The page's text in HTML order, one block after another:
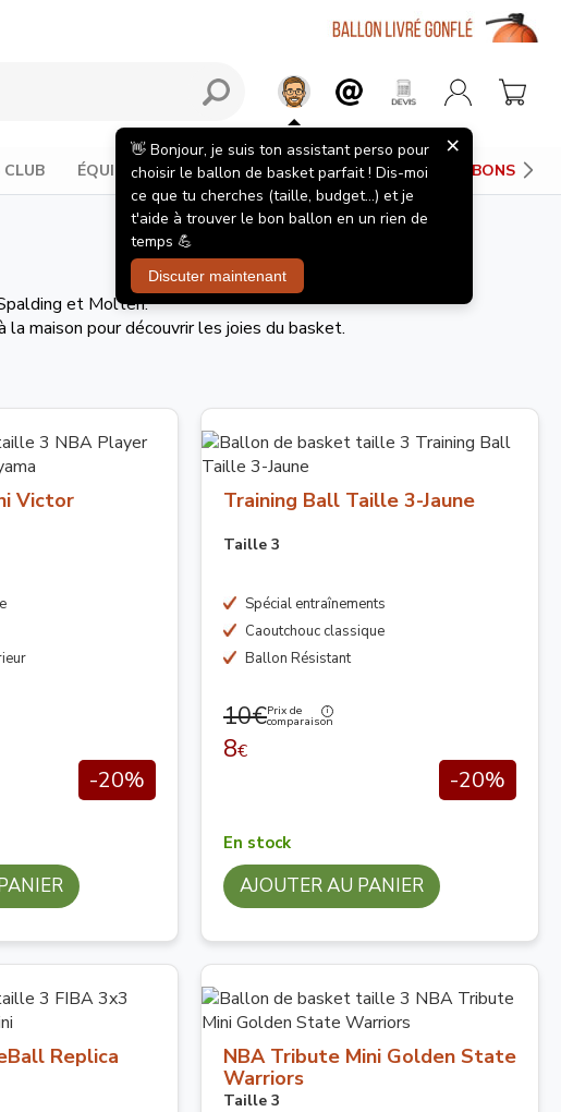
CLUB ÉQUIPEMENTS JOUEUR PANIERS DE BASKET BONS
et Molten.
maison pour découvrir les joies du basket.
Victor
-20%
Training Ball Taille 3-Jaune
Taille 3
Spécial entraînements
Caoutchouc classique
Ballon Résistant
10€Prix de
comparaison
8€
-20%
En stock
AJOUTER AU PANIER
Replica
NBA Tribute Mini Golden State
Warriors
Taille 3
👋 Bonjour, je suis ton assistant perso pour
choisir le ballon de basket parfait ! Dis-moi
ce que tu cherches (taille, budget...) et je
t'aide à trouver le bon ballon en un rien de
temps 💪
Discuter maintenant
×